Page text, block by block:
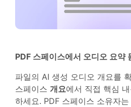
PDF 스페이스에서 오디오 요약
파일의 AI 생성 오디오 개요를
스페이스 개요에서 직접 핵심
하세요. PDF 스페이스 소유자